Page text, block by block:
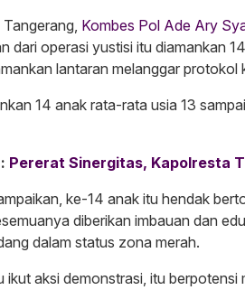
Kombes Pol Ade Ary
dari operasi yustisi itu diamankan
lantaran melanggar protokol
14 anak rata-rata usia 13
Pererat Sinergitas, Kapolresta
ke-14 anak itu hendak
diberikan imbauan dan
dalam status zona merah.
ikut aksi demonstrasi, itu